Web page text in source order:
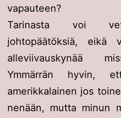
vapauteen?
Tarinasta voi
johtopäätöksiä, eikä
alleviivauskynää
Ymmärrän hyvin,
amerikkalainen jos
nenään, mutta minun